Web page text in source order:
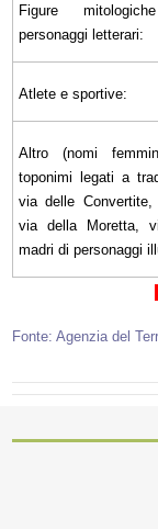
Figure
personaggi letterari:
Atlete e sportive:
Altro (nomi
toponimi legati a
via delle Convertite,
via della Moretta,
madri di personaggi
Fonte: Agenzia del